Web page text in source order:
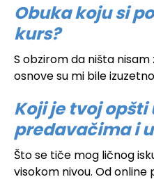
Obuka koju si
kurs?
S obzirom da ništa
osnove su mi bile
Koji je tvoj
predavačima i
Što se tiče mog ličnog
visokom nivou. Od